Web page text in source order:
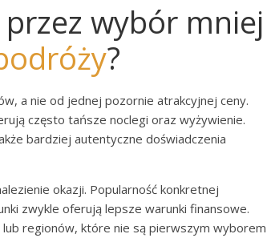
przez wybór mniej
?
a nie od jednej pozornie atrakcyjnej ceny.
często tańsze noclegi oraz wyżywienie.
bardziej autentyczne doświadczenia
okazji. Popularność konkretnej
zwykle oferują lepsze warunki finansowe.
regionów, które nie są pierwszym wyborem